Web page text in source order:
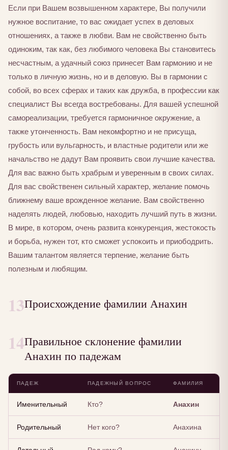
Если при Вашем возвышенном характере, Вы получили
нужное воспитание, то вас ожидает успех в деловых
отношениях, а также в любви. Вам не свойственно быть
одиноким, так как, без любимого человека Вы становитесь
несчастным, а удачный союз принесет Вам гармонию и не
только в личную жизнь, но и в деловую. Вы в гармонии с
собой, во всех сферах и таких как дружба, в профессии как
специалист Вы всегда востребованы. Для вашей успешной
самореализации, требуется гармоничное окружение, а
также утонченность. Вам некомфортно и не присуща,
грубость или вульгарность, и властные родители или же
начальство не дадут Вам проявить свои лучшие качества.
Для вас важно быть храбрым и уверенным в своих силах.
Для вас свойственен сильный характер, желание помочь
ближнему ваше врожденное желание. Вам свойственно
наделять людей, любовью, находить лучший путь в жизни.
В мире, в котором, очень развита конкуренция, жестокость
и борьба, нужен тот, кто сможет успокоить и приободрить.
Вашим талантом является терпение, желание быть
полезным и любящим.
13Происхождение фамилии Анахин
14Правильное склонение фамилии
Анахин по падежам
ПАДЕЖ ПАДЕЖНЫЙ ВОПРОС ФАМИЛИЯ
Именительный Кто? Анахин
Родительный Нет кого? Анахина